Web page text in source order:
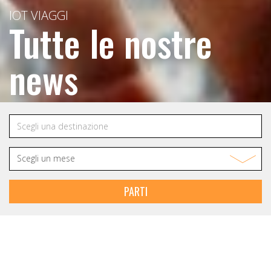
IOT VIAGGI
Tutte le nostre
news
PARTI